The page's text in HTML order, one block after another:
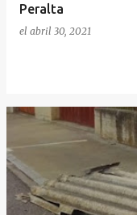
Peralta
el abril 30, 2021